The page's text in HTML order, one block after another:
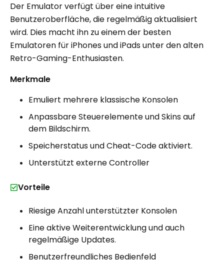
Der Emulator verfügt über eine intuitive
Benutzeroberfläche, die regelmäßig aktualisiert
wird. Dies macht ihn zu einem der besten
Emulatoren für iPhones und iPads unter den alten
Retro-Gaming-Enthusiasten.
Merkmale
Emuliert mehrere klassische Konsolen
Anpassbare Steuerelemente und Skins auf
dem Bildschirm.
Speicherstatus und Cheat-Code aktiviert.
Unterstützt externe Controller
Vorteile
Riesige Anzahl unterstützter Konsolen
Eine aktive Weiterentwicklung und auch
regelmäßige Updates.
Benutzerfreundliches Bedienfeld